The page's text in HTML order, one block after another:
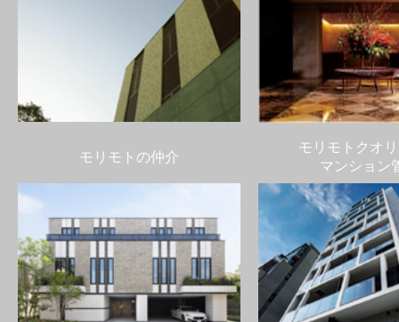
モリモトの仲介
モリモトクオ
マンション